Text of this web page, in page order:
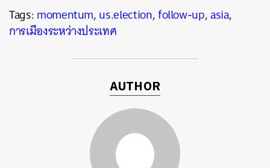
Tags:momentum,us.election,follow-up,asia,
การเมืองระหว่างประเทศ
AUTHOR